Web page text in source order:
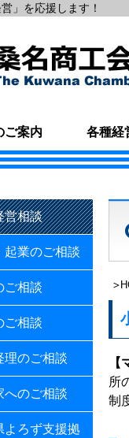
営」を応援します！
ご案内 各種経
営相談
起業のご相談
ご相談
ご相談
理のご相談
へのご相談
よろず支援拠
【
所
制